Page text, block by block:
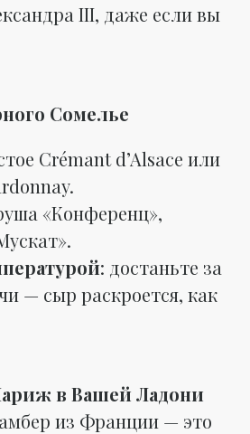
III, даже если вы
Сомелье
Crémant d’Alsace или
«Конференц»,
: достаньте за
— сыр раскроется, как
в Вашей Ладони
из Франции — это